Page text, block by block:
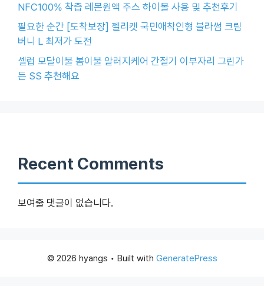
NFC100% 착즙 레몬원액 주스 하이볼 사용 및 추천후기
필요한 순간 [도착보장] 젤리캣 국민애착인형 블라썸 크림
버니 L 최저가 도전
셀럽 모달이불 봄이불 알러지케어 간절기 이부자리 그린가
든 SS 추천해요
Recent Comments
보여줄 댓글이 없습니다.
© 2026 hyangs • Built with GeneratePress